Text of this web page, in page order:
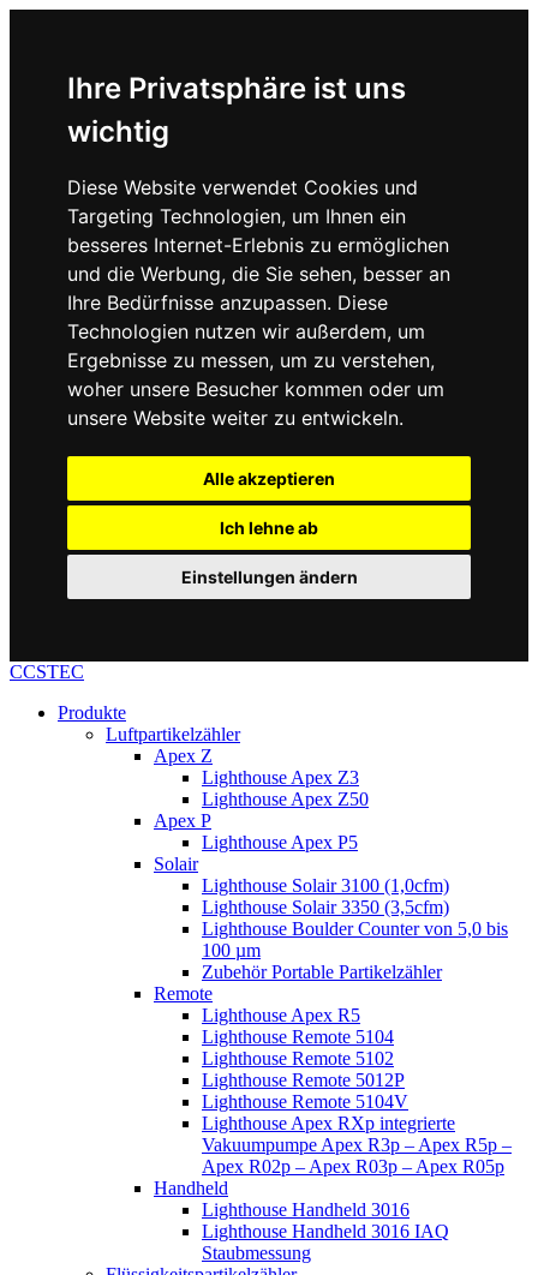
Ihre Privatsphäre ist uns
wichtig
Diese Website verwendet Cookies und
Targeting Technologien, um Ihnen ein
besseres Internet-Erlebnis zu ermöglichen
und die Werbung, die Sie sehen, besser an
Ihre Bedürfnisse anzupassen. Diese
Technologien nutzen wir außerdem, um
Ergebnisse zu messen, um zu verstehen,
woher unsere Besucher kommen oder um
unsere Website weiter zu entwickeln.
Alle akzeptieren
Ich lehne ab
Einstellungen ändern
CCSTEC
Produkte
Luftpartikelzähler
Apex Z
Lighthouse Apex Z3
Lighthouse Apex Z50
Apex P
Lighthouse Apex P5
Solair
Lighthouse Solair 3100 (1,0cfm)
Lighthouse Solair 3350 (3,5cfm)
Lighthouse Boulder Counter von 5,0 bis
100 µm
Zubehör Portable Partikelzähler
Remote
Lighthouse Apex R5
Lighthouse Remote 5104
Lighthouse Remote 5102
Lighthouse Remote 5012P
Lighthouse Remote 5104V
Lighthouse Apex RXp integrierte
Vakuumpumpe Apex R3p – Apex R5p –
Apex R02p – Apex R03p – Apex R05p
Handheld
Lighthouse Handheld 3016
Lighthouse Handheld 3016 IAQ
Staubmessung